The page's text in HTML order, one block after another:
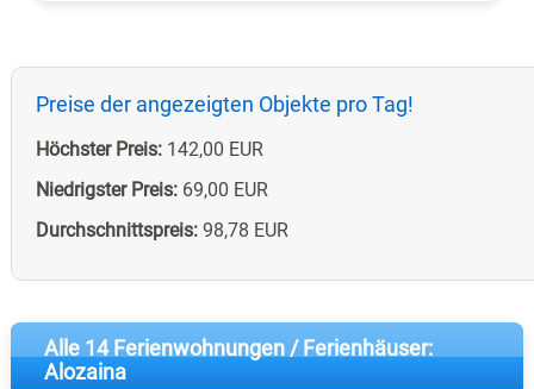
Preise der angezeigten Objekte pro Tag!
Höchster Preis:142,00 EUR
Niedrigster Preis:69,00 EUR
Durchschnittspreis:98,78 EUR
Alle 14 Ferienwohnungen / Ferienhäuser:
Alozaina